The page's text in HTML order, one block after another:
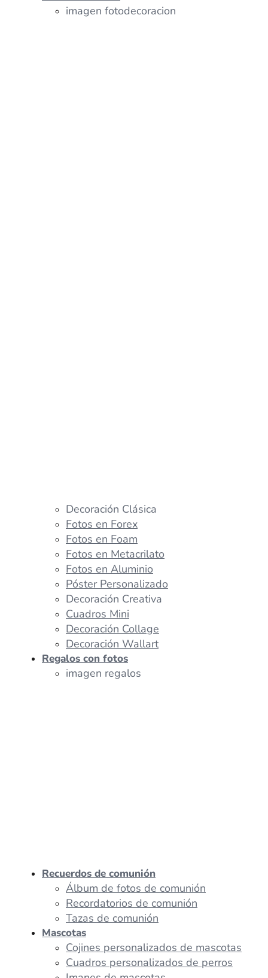
imagen fotodecoracion
Decoración Clásica
Fotos en Forex
Fotos en Foam
Fotos en Metacrilato
Fotos en Aluminio
Póster Personalizado
Decoración Creativa
Cuadros Mini
Decoración Collage
Decoración Wallart
Regalos con fotos
imagen regalos
Recuerdos de comunión
Álbum de fotos de comunión
Recordatorios de comunión
Tazas de comunión
Mascotas
Cojines personalizados de mascotas
Cuadros personalizados de perros